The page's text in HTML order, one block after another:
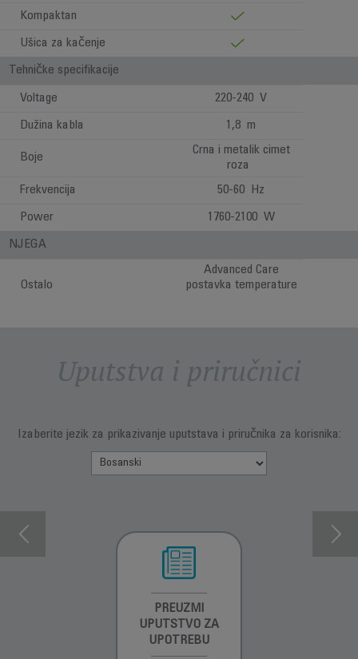
Kompaktan
Ušica za kačenje
Tehničke specifikacije
Voltage 220-240 V
Dužina kabla 1,8 m
Boje
Crna i metalik cimet
roza
Frekvencija
50-60 Hz
Power 1760-2100 W
NJEGA
Ostalo
Advanced Care
postavka temperature
Uputstva i priručnici
Izaberite jezik za prikazivanje uputstava i priručnika za korisnika:
PREUZMI
UPUTSTVO ZA
UPOTREBU